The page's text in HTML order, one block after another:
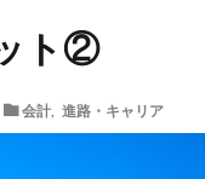
ト②
会計, 進路・キャリア